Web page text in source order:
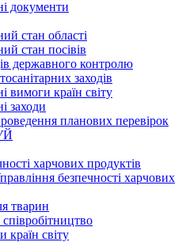
документи
стан області
стан посівів
державного контролю
заходів
вимоги країн світу
заходи
планових перевірок
харчових продуктів
безпечності харчових
тварин
країн світу